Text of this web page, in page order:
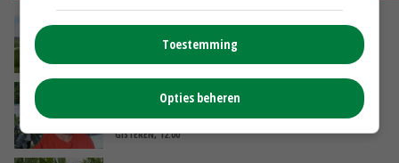
POAH!: John Deere 7730
Oekraïne-vlogger Kees Huizinga: ‘Bezoek van
de ambassade mag zelf groente plukken’
GISTEREN, 12:00
Toestemming
Opties beheren